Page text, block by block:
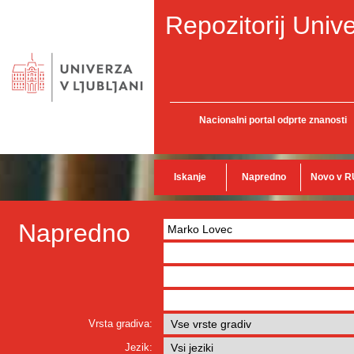
Repozitorij
Nacionalni portal odprte znanosti
Iskanje Napredno Novo v
Napredno
Vrsta gradiva:
Jezik: